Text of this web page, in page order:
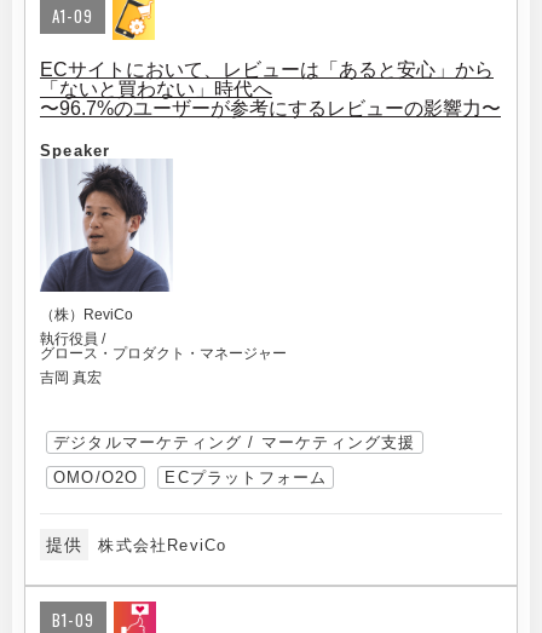
A1-09
ECサイトにおいて、レビューは「あると安心」から
「ないと買わない」時代へ
〜96.7%のユーザーが参考にするレビューの影響力〜
Speaker
（株）ReviCo
執行役員 /
グロース・プロダクト・マネージャー
吉岡 真宏
デジタルマーケティング / マーケティング支援
OMO/O2O
ECプラットフォーム
提供 株式会社ReviCo
B1-09